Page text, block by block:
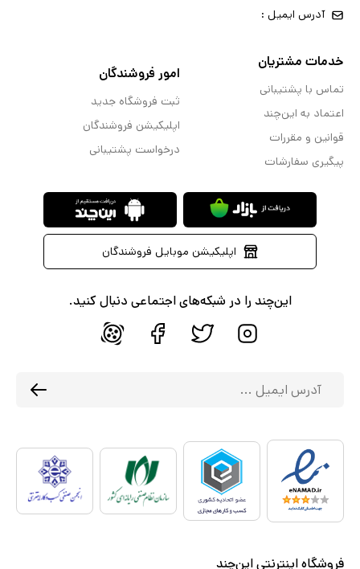
آدرس ایمیل :
خدمات مشتریان
تماس با پشتیبانی
اعتماد به این‌چند
قوانین و مقررات
پیگیری سفارشات
امور فروشندگان
ثبت فروشگاه جدید
اپلیکیشن فروشندگان
درخواست پشتیبانی
اپلیکیشن موبایل فروشندگان
این‌چند را در شبکه‌های اجتماعی دنبال کنید.
فروشگاه اینترنتی این‌چند